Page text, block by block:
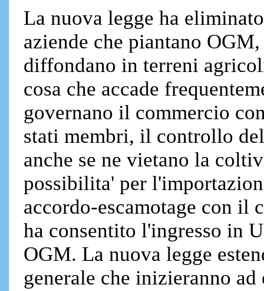
La nuova legge ha
aziende che piantano
diffondano in terreni
cosa che accade
governano il commercio
stati membri, il controllo
anche se ne vietano la
possibilita' per
accordo-escamotage con il
ha consentito l'ingresso in
OGM. La nuova legge
generale che inizieranno